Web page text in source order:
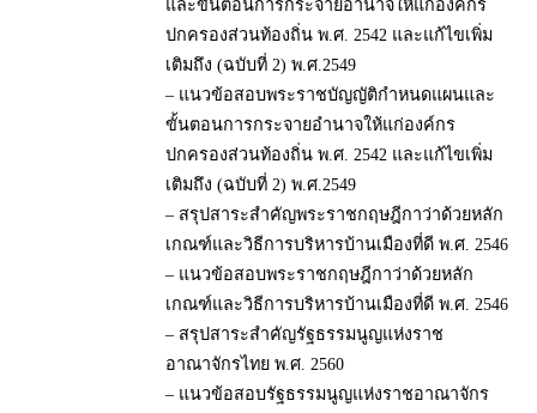
และขั้นตอนการกระจายอำนาจให้แก่องค์กร
ปกครองส่วนท้องถิ่น พ.ศ. 2542 และแก้ไขเพิ่ม
เติมถึง (ฉบับที่ 2) พ.ศ.2549
– แนวข้อสอบพระราชบัญญัติกำหนดแผนและ
ขั้นตอนการกระจายอำนาจให้แก่องค์กร
ปกครองส่วนท้องถิ่น พ.ศ. 2542 และแก้ไขเพิ่ม
เติมถึง (ฉบับที่ 2) พ.ศ.2549
– สรุปสาระสำคัญพระราชกฤษฎีกาว่าด้วยหลัก
เกณฑ์และวิธีการบริหารบ้านเมืองที่ดี พ.ศ. 2546
– แนวข้อสอบพระราชกฤษฎีกาว่าด้วยหลัก
เกณฑ์และวิธีการบริหารบ้านเมืองที่ดี พ.ศ. 2546
– สรุปสาระสำคัญรัฐธรรมนูญแห่งราช
อาณาจักรไทย พ.ศ. 2560
– แนวข้อสอบรัฐธรรมนูญแห่งราชอาณาจักร